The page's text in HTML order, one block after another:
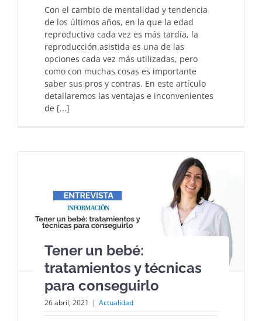
Con el cambio de mentalidad y tendencia
de los últimos años, en la que la edad
reproductiva cada vez es más tardía, la
reproducción asistida es una de las
opciones cada vez más utilizadas, pero
como con muchas cosas es importante
saber sus pros y contras. En este artículo
detallaremos las ventajas e inconvenientes
de [...]
Tener un bebé:
tratamientos y técnicas
para conseguirlo
26 abril, 2021 | Actualidad